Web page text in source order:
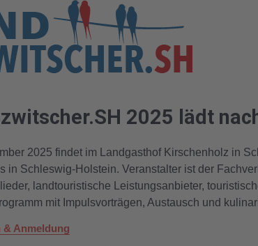
2025 lädt
2025 findet im Landgasthof Kirschenholz in
in Schleswig-Holstein. Veranstalter ist der
landtouristische Leistungsanbieter,
mit Impulsvorträgen, Austausch und
Anmeldung